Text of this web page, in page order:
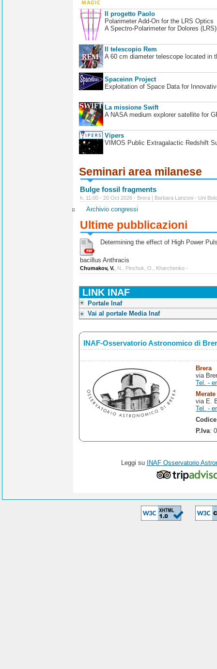
Il progetto Paolo
Polarimeter Add-On for the LRS Optics
A Spectro-Polarimeter for Dolores
Il telescopio Rem
A 60 cm diameter telescope located in
Spaceinn Project
Exploitation of Space Data for
La missione Swift
A NASA medium explorer satellite for
Vipers
VIMOS Public Extragalactic Redshift
Seminari area milanese
Bulge fossil fragments
h. 11:00 - 20 Oct 2026 - Brera | Barbara Lanzoni - Uni
Archivio congressi
Ultime pubblicazioni
Determining the effect of High Power
bacillus Anthracis
Chumakov, V. , N., Pinchuk, O., Kharchenko -
LINK INAF
Portale Inaf
Vai al portale Media Inaf
INAF-Osservatorio Astronomico di
Brera
via
Tel. -
Merate
via E.
Tel. -
P.Iva:
Leggi su INAF Osservatorio